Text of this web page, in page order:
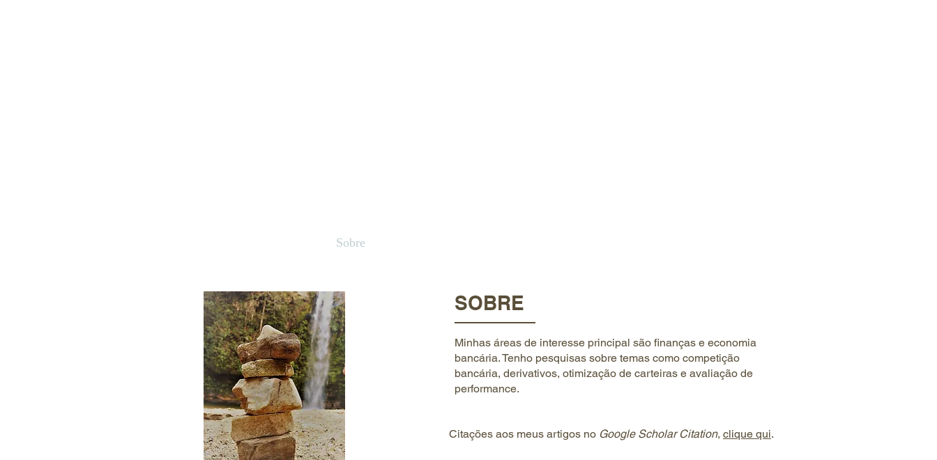
Sobre
SOBRE
Minhas áreas de interesse principal são finanças e economia
bancária. Tenho pesquisas sobre temas como competição
bancária, derivativos, otimização de carteiras e avaliação de
performance.
Citações aos meus artigos no Google Scholar Citation, clique qui.